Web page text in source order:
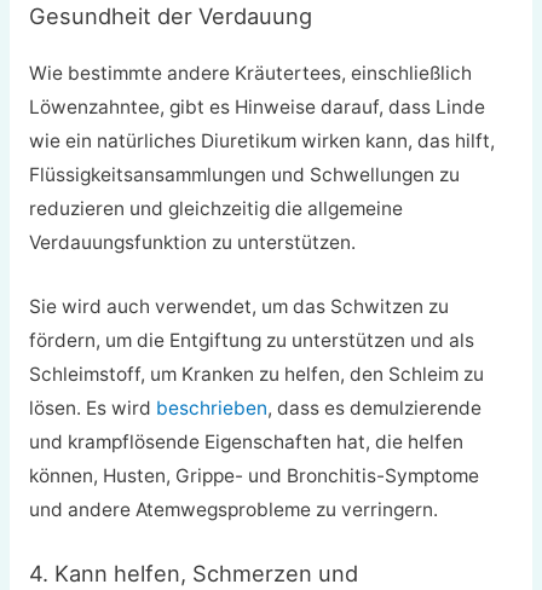
Gesundheit der Verdauung
Wie bestimmte andere Kräutertees, einschließlich
Löwenzahntee, gibt es Hinweise darauf, dass Linde
wie ein natürliches Diuretikum wirken kann, das hilft,
Flüssigkeitsansammlungen und Schwellungen zu
reduzieren und gleichzeitig die allgemeine
Verdauungsfunktion zu unterstützen.
Sie wird auch verwendet, um das Schwitzen zu
fördern, um die Entgiftung zu unterstützen und als
Schleimstoff, um Kranken zu helfen, den Schleim zu
lösen. Es wird beschrieben, dass es demulzierende
und krampflösende Eigenschaften hat, die helfen
können, Husten, Grippe- und Bronchitis-Symptome
und andere Atemwegsprobleme zu verringern.
4. Kann helfen, Schmerzen und